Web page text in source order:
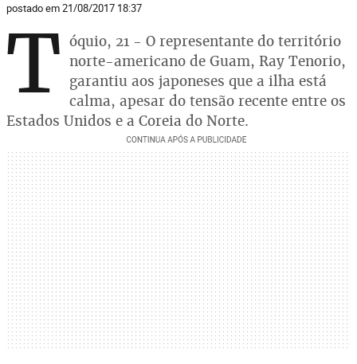
postado em 21/08/2017 18:37
T óquio, 21 - O representante do território
norte-americano de Guam, Ray Tenorio,
garantiu aos japoneses que a ilha está
calma, apesar do tensão recente entre os
Estados Unidos e a Coreia do Norte.